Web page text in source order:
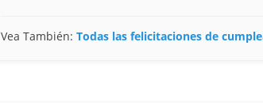
Vea También: Todas las felicitaciones de